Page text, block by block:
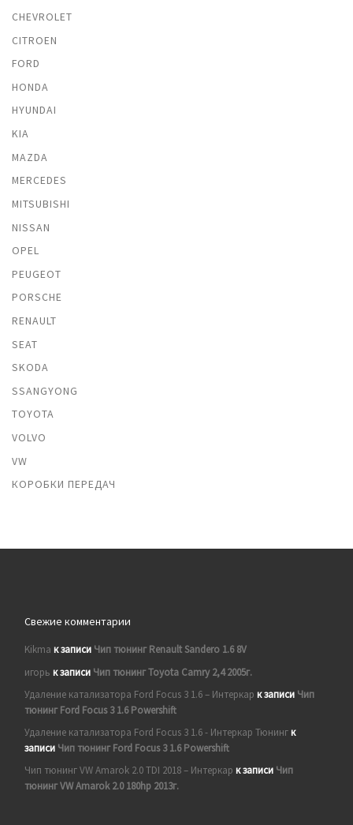
CHEVROLET
CITROEN
FORD
HONDA
HYUNDAI
KIA
MAZDA
MERCEDES
MITSUBISHI
NISSAN
OPEL
PEUGEOT
PORSCHE
RENAULT
SEAT
SKODA
SSANGYONG
TOYOTA
VOLVO
VW
КОРОБКИ ПЕРЕДАЧ
Свежие комментарии
Kikma к записи Чип тюнинг Renault Sandero 1.6 8V
игорь к записи Чип тюнинг Toyota Camry 2,4 2005г.
Удаление катализатора Ford Focus 3 1.6 – Интеркар к записи Чип
тюнинг Ford Focus 3 1.6 Powershift
Удаление катализатора Ford Focus 3 1.6 - Интеркар Тюнингк
записи Чип тюнинг Ford Focus 3 1.6 Powershift
Чип тюнинг VW Amarok 2.0 TDI 2018 – Интеркар к записи Чип
тюнинг VW Amarok 2.0 180hp 2013г.